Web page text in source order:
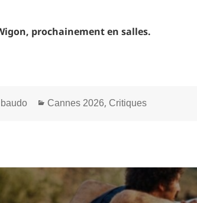
prochainement en salles.
Catégories
Cannes 2026, Critiques